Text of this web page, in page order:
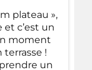
plateau »,
c’est un
moment
terrasse !
un